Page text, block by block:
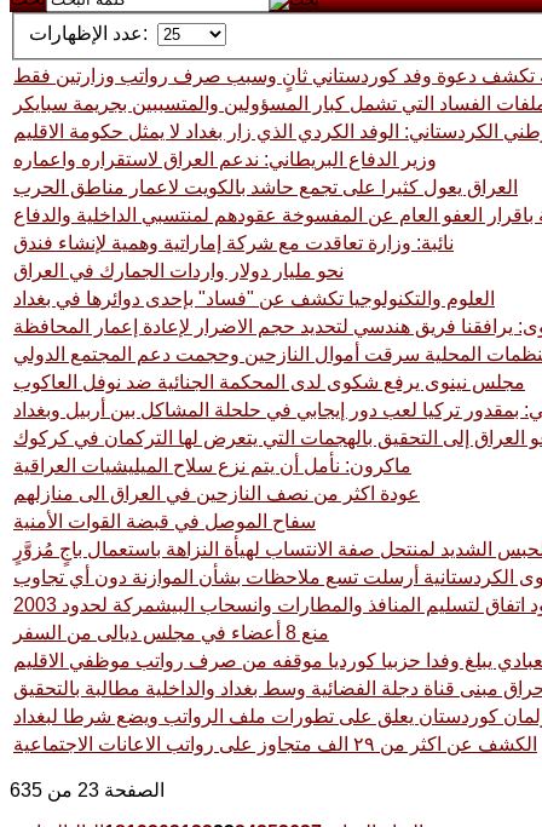
عدد الإظهارات:
تكشف دعوة وفد كوردستاني ثانٍ وسبب صرف رواتب وزارتين فقط
الفساد التي تشمل كبار المسؤولين والمتسببين بجريمة سبايكر
الكردستاني: الوفد الكردي الذي زار بغداد لا يمثل حكومة الاقليم
وزير الدفاع البريطاني: ندعم العراق لاستقراره واعماره
العراق يعول كثيرا على تجمع حاشد بالكويت لاعمار مناطق الحرب
العفو العام عن المفسوخة عقودهم لمنتسبي الداخلية والدفاع
نائبة: وزارة تعاقدت مع شركة إماراتية وهمية لإنشاء فندق
نحو مليار دولار واردات الجمارك في العراق
العلوم والتكنولوجيا تكشف عن "فساد" بإحدى دوائرها في بغداد
يرافقنا فريق هندسي لتحديد حجم الاضرار لإعادة إعمار المحافظة
المحلية سرقت أموال النازحين وحجمت دعم المجتمع الدولي
مجلس نينوى يرفع شكوى لدى المحكمة الجنائية ضد نوفل العاكوب
بمقدور تركيا لعب دور إيجابي في حلحلة المشاكل بين أربيل وبغداد
العراق إلى التحقيق بالهجمات التي يتعرض لها التركمان في كركوك
ماكرون: نأمل أن يتم نزع سلاح الميليشيات العراقية
عودة اكثر من نصف النازحين في العراق الى منازلهم
سفاح الموصل في قبضة القوات الأمنية
الشديد لمنتحل صفة الانتساب لهيأة النزاهة باستعمال باجٍ مُزوَّرٍ
الكردستانية أرسلت تسع ملاحظات بشأن الموازنة دون أي تجاوب
لتسليم المنافذ والمطارات وانسحاب البيشمركة لحدود 2003
منع 8 أعضاء في مجلس ديالى من السفر
يبلغ وفدا حزبيا كورديا موقفه من صرف رواتب موظفي الاقليم
مبنى قناة دجلة الفضائية وسط بغداد والداخلية مطالبة بالتحقيق
كوردستان يعلق على تطورات ملف الرواتب ويضع شرطا لبغداد
الكشف عن اكثر من ٢٩ الف متجاوز على رواتب الاعانات الاجتماعية
الصفحة 23 من 635